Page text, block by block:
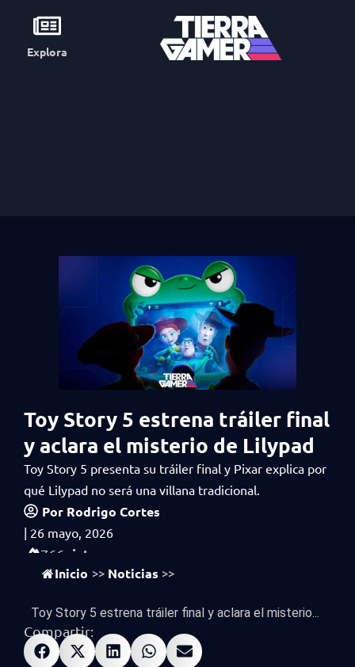
Explora
Toy Story 5 estrena tráiler final
y aclara el misterio de Lilypad
Toy Story 5 presenta su tráiler final y Pixar explica por
qué Lilypad no será una villana tradicional.
Por Rodrigo Cortes
| 26 mayo, 2026
766 vistas
Inicio >> Noticias >>
Toy Story 5 estrena tráiler final y aclara el misterio...
Compartir: